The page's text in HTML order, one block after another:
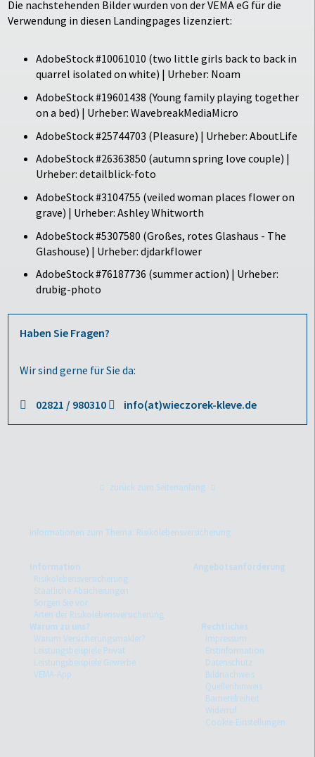
Die nachstehenden Bilder wurden von der VEMA eG für die
Verwendung in diesen Landingpages lizenziert:
AdobeStock #10061010 (two little girls back to back in
quarrel isolated on white) | Urheber: Noam
AdobeStock #19601438 (Young family playing together
on a bed) | Urheber: WavebreakMediaMicro
AdobeStock #25744703 (Pleasure) | Urheber: AboutLife
AdobeStock #26363850 (autumn spring love couple) |
Urheber: detailblick-foto
AdobeStock #3104755 (veiled woman places flower on
grave) | Urheber: Ashley Whitworth
AdobeStock #5307580 (Großes, rotes Glashaus - The
Glashouse) | Urheber: djdarkflower
AdobeStock #76187736 (summer action) | Urheber:
drubig-photo
Haben Sie Fragen?
Wir sind gerne für Sie da:
02821 / 980310 info(at)wieczorek-kleve.de
zurück zum Seitenanfang
Informationen zum Thema: Risikolebensversicherung
Information
Risikolebensversicherung
Staatliche Absicherungen
Sorgen Sie vor
Arten der Risikolebensversicherung
Angebotsanforderung
Warum zu uns?
Warum Versicherungsmakler?
Leistungsbeispiele Privat
Leistungsbeispiele Gewerbe
VEMA-App
Rechtliches
Impressum
Erstinformation
Datenschutz
Bildnachweis
Quellenhinweis
Barrierefreiheit
Widerruf
Cookie-Einstellungen